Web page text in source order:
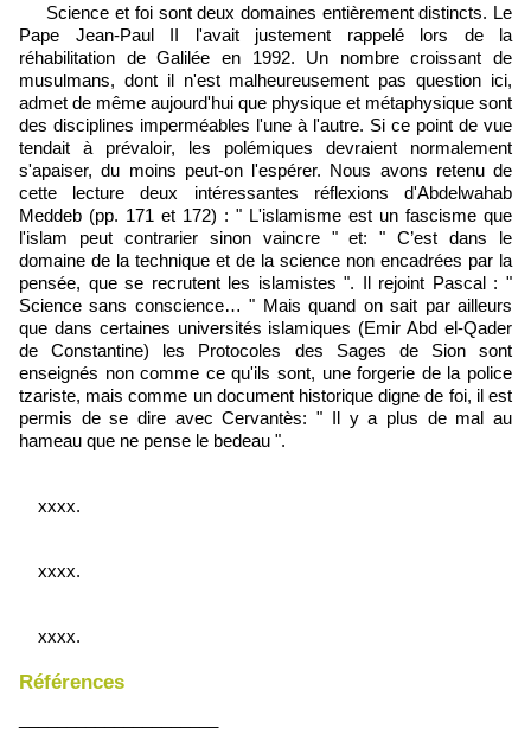
Science et foi sont deux domaines entièrement distincts. Le
Pape Jean-Paul II l'avait justement rappelé lors de la
réhabilitation de Galilée en 1992. Un nombre croissant de
musulmans, dont il n'est malheureusement pas question ici,
admet de même aujourd'hui que physique et métaphysique sont
des disciplines imperméables l'une à l'autre. Si ce point de vue
tendait à prévaloir, les polémiques devraient normalement
s'apaiser, du moins peut-on l'espérer. Nous avons retenu de
cette lecture deux intéressantes réflexions d'Abdelwahab
Meddeb (pp. 171 et 172) : " L'islamisme est un fascisme que
l'islam peut contrarier sinon vaincre " et: " C’est dans le
domaine de la technique et de la science non encadrées par la
pensée, que se recrutent les islamistes ". Il rejoint Pascal : "
Science sans conscience… " Mais quand on sait par ailleurs
que dans certaines universités islamiques (Emir Abd el-Qader
de Constantine) les Protocoles des Sages de Sion sont
enseignés non comme ce qu'ils sont, une forgerie de la police
tzariste, mais comme un document historique digne de foi, il est
permis de se dire avec Cervantès: " Il y a plus de mal au
hameau que ne pense le bedeau ".
xxxx.
xxxx.
xxxx.
Références